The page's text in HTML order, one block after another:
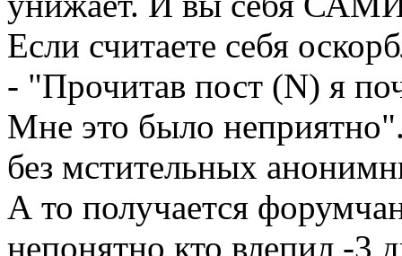
Если считаете себя
- "Прочитав пост (N) я
Мне это было
без мстительных
А то получается
непонятно кто влепил -3